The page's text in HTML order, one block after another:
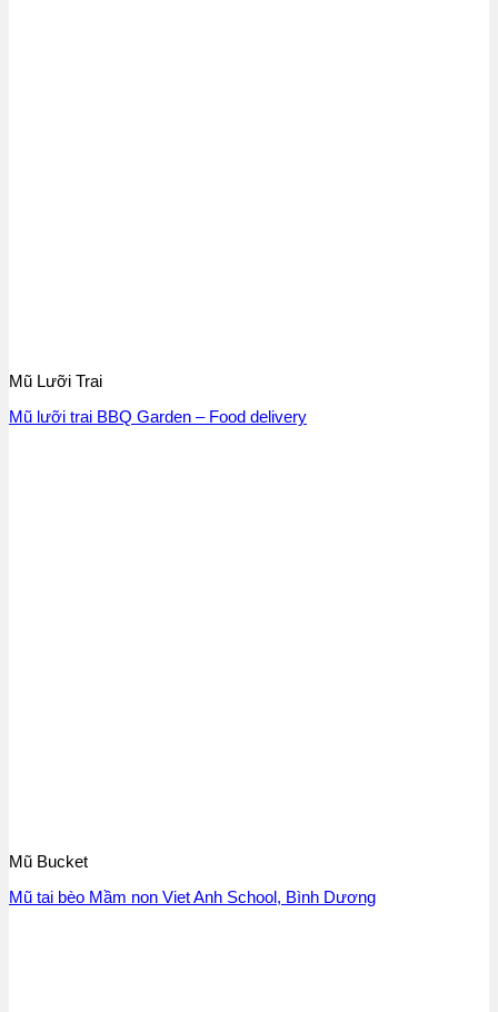
Mũ Lưỡi Trai
Mũ lưỡi trai BBQ Garden – Food delivery
Mũ Bucket
Mũ tai bèo Mầm non Viet Anh School, Bình Dương